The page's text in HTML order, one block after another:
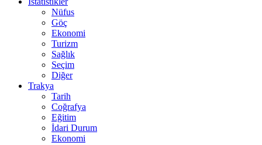
Nüfus
Göç
Ekonomi
Turizm
Sağlık
Seçim
Diğer
Trakya
Tarih
Coğrafya
Eğitim
İdari Durum
Ekonomi